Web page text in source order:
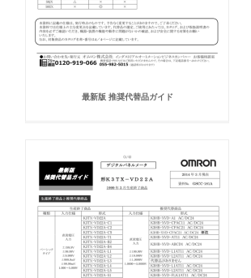
最新版 推奨代替品ガイド